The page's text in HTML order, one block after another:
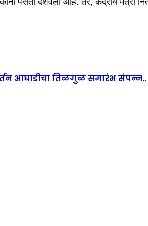
आघाडीचा तिळगुळ समारंभ संपन्न..